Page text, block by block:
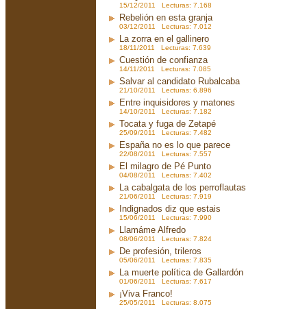
15/12/2011 Lecturas: 7.168
Rebelión en esta granja
03/12/2011 Lecturas: 7.012
La zorra en el gallinero
18/11/2011 Lecturas: 7.639
Cuestión de confianza
14/11/2011 Lecturas: 7.085
Salvar al candidato Rubalcaba
21/10/2011 Lecturas: 6.896
Entre inquisidores y matones
14/10/2011 Lecturas: 7.182
Tocata y fuga de Zetapé
25/09/2011 Lecturas: 7.482
España no es lo que parece
22/08/2011 Lecturas: 7.557
El milagro de Pé Punto
04/08/2011 Lecturas: 7.402
La cabalgata de los perroflautas
21/06/2011 Lecturas: 7.919
Indignados diz que estais
15/06/2011 Lecturas: 7.990
Llamáme Alfredo
08/06/2011 Lecturas: 7.824
De profesión, trileros
05/06/2011 Lecturas: 7.835
La muerte política de Gallardón
01/06/2011 Lecturas: 7.617
¡Viva Franco!
25/05/2011 Lecturas: 8.075